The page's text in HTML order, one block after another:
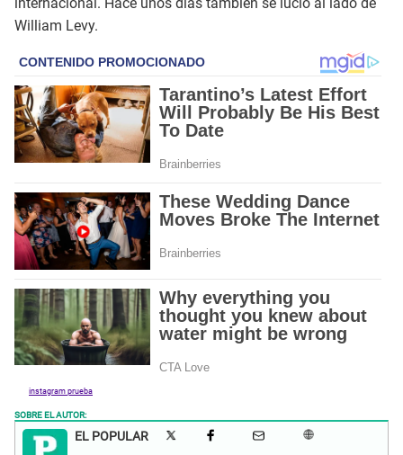
William Levy.
instagram prueba
SOBRE EL AUTOR:
EL POPULAR